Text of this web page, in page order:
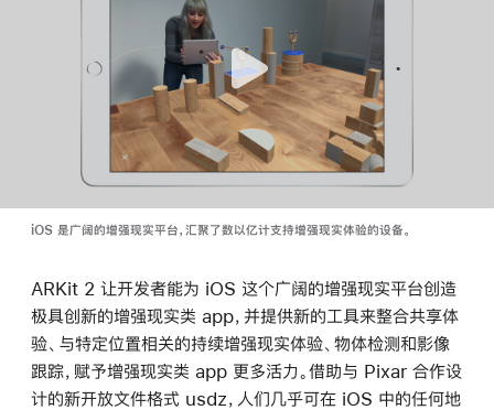
iOS 是广阔的增强现实平台，汇聚了数以亿计支持增强现实体验的设备。
ARKit 2 让开发者能为 iOS 这个广阔的增强现实平台创造
极具创新的增强现实类 app，并提供新的工具来整合共享体
验、与特定位置相关的持续增强现实体验、物体检测和影像
跟踪，赋予增强现实类 app 更多活力。借助与 Pixar 合作设
计的新开放文件格式 usdz，人们几乎可在 iOS 中的任何地